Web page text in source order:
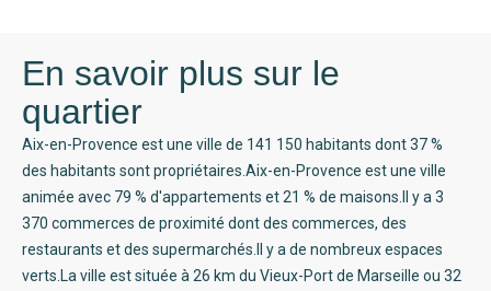
En savoir plus sur le
quartier
Aix-en-Provence est une ville de 141 150 habitants dont 37 %
des habitants sont propriétaires.Aix-en-Provence est une ville
animée avec 79 % d'appartements et 21 % de maisons.Il y a 3
370 commerces de proximité dont des commerces, des
restaurants et des supermarchés.Il y a de nombreux espaces
verts.La ville est située à 26 km du Vieux-Port de Marseille ou 32